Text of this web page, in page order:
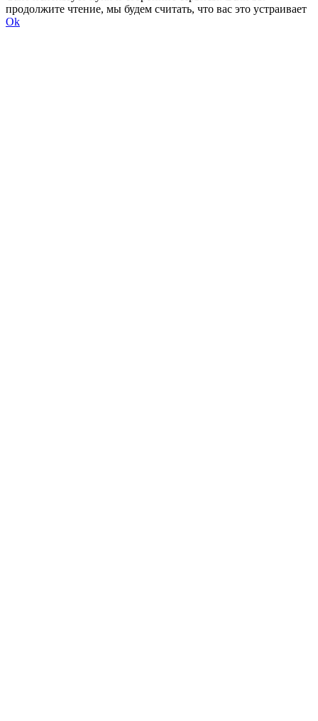
продолжите чтение, мы будем считать, что вас это устраивает
Ok